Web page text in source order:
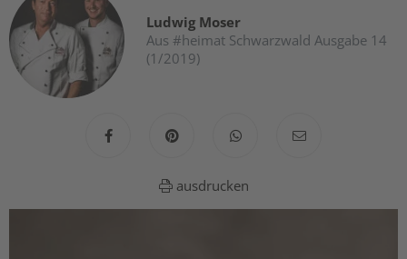
Jetzt einkaufen
Ludwig Moser
Aus #heimat Schwarzwald Ausgabe 14
(1/2019)
ausdrucken